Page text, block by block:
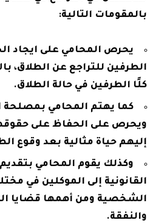
بالمقومات التالية:
يحرص المحامي على ايجاد
الطرفين للتراجع عن الطلاق،
كلًا الطرفين في حالة الطلاق.
كما يهتم المحامي بمصلحة
ويحرص على الحفاظ على
إليهم حياة مثالية بعد وقوع
وكذلك يقوم المحامي
القانونية إلى الموكلين في
الشخصية ومن أهمها قضايا
والنفقة.